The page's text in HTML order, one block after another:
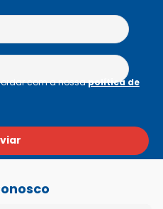
com a nossapolítica de